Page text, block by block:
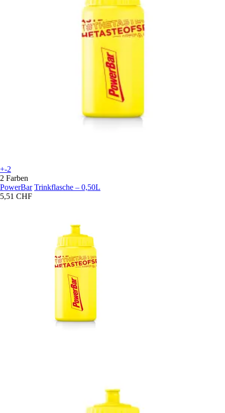
+-2
2 Farben
PowerBar Trinkflasche – 0,50L
5,51 CHF